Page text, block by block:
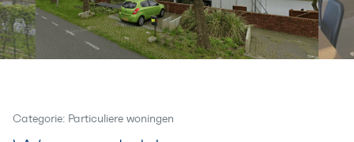
Categorie: Particuliere woningen